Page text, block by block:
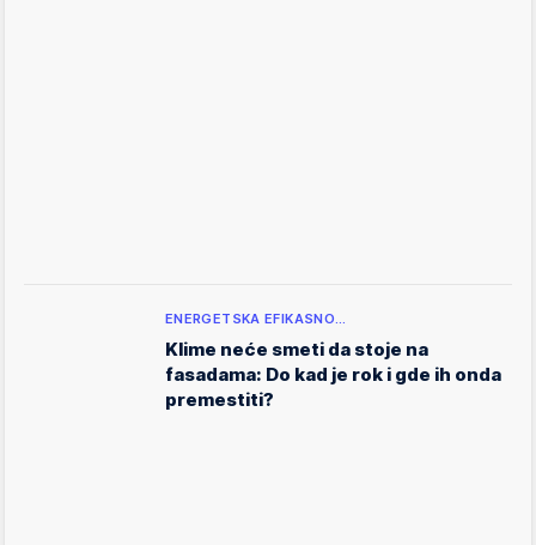
ENERGETSKA EFIKASNO…
Klime neće smeti da stoje na
fasadama: Do kad je rok i gde ih onda
premestiti?